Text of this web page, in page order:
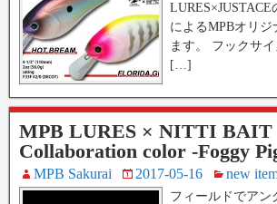
によるMPBオリ
ます。 フックサ
[…]
MPB LURES × NITTI BAIT
Collaboration color -Foggy
MPB Sakurai 2017-05-16 new
フィールドでアン